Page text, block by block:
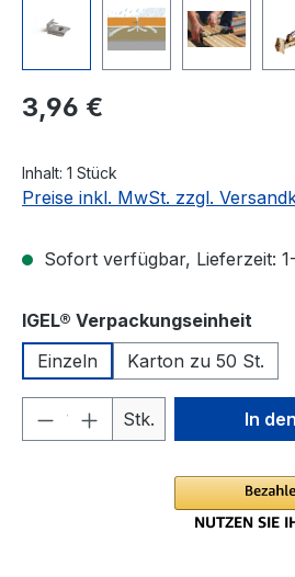
Regulärer Preis:
3,96 €
Inhalt: 1 Stück
Preise inkl. MwSt. zzgl.
Sofort verfügbar, Lieferzeit:
IGEL® Verpackungseinheit
Einzeln
Karton zu 50 St.
Produkt Anzahl: Gib
Stk. In